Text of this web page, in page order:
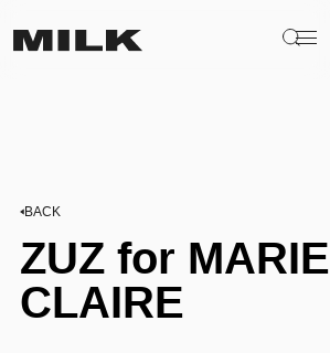
BACK
ZUZ for MARIE
CLAIRE